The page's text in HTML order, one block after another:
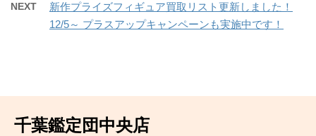
NEXT
新作プライズフィギュア買取リスト更新しました！
12/5～ プラスアップキャンペーンも実施中です！
千葉鑑定団中央店